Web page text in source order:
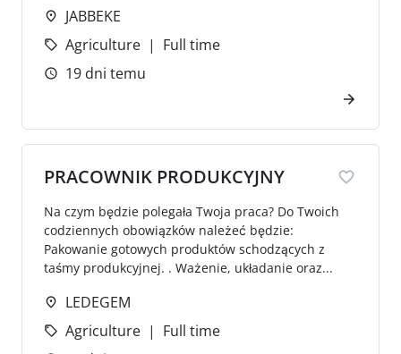
JABBEKE
Agriculture
Full time
19 dni temu
PRACOWNIK PRODUKCYJNY
Na czym będzie polegała Twoja praca? Do Twoich
codziennych obowiązków należeć będzie:
Pakowanie gotowych produktów schodzących z
taśmy produkcyjnej. . Ważenie, układanie oraz...
LEDEGEM
Agriculture
Full time